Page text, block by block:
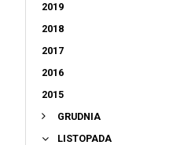
2019
2018
2017
2016
2015
GRUDNIA
LISTOPADA